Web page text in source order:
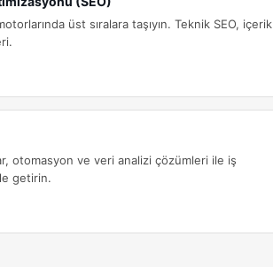
üst sıralara taşıyın. Teknik SEO, içerik
otomasyon ve veri analizi çözümleri ile iş
getirin.